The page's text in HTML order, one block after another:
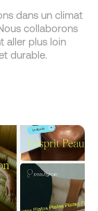
dans un climat
collaborons
aller plus loin
durable.